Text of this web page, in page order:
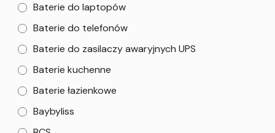
Baterie do laptopów
Baterie do telefonów
Baterie do zasilaczy awaryjnych UPS
Baterie kuchenne
Baterie łazienkowe
Baybyliss